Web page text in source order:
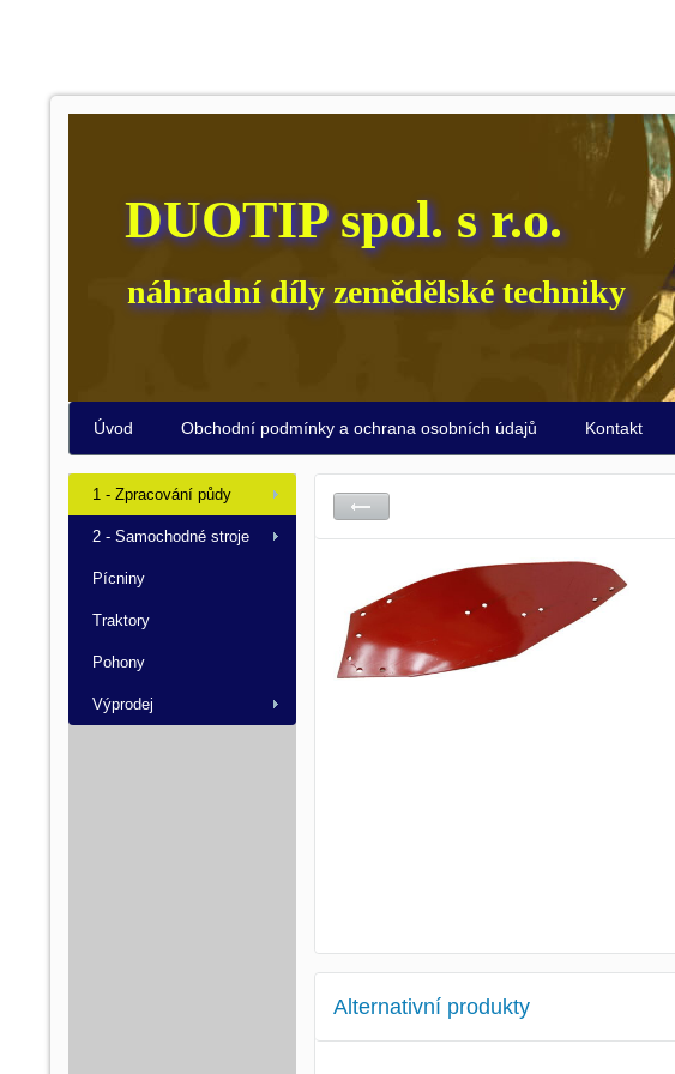
DUOTIP spol. s r.o.
náhradní díly zemědělské techniky
Úvod Obchodní podmínky a ochrana osobních údajů Kontakt
Alternativní produkty
1 - Zpracování půdy
2 - Samochodné stroje
Pícniny
Traktory
Pohony
Výprodej